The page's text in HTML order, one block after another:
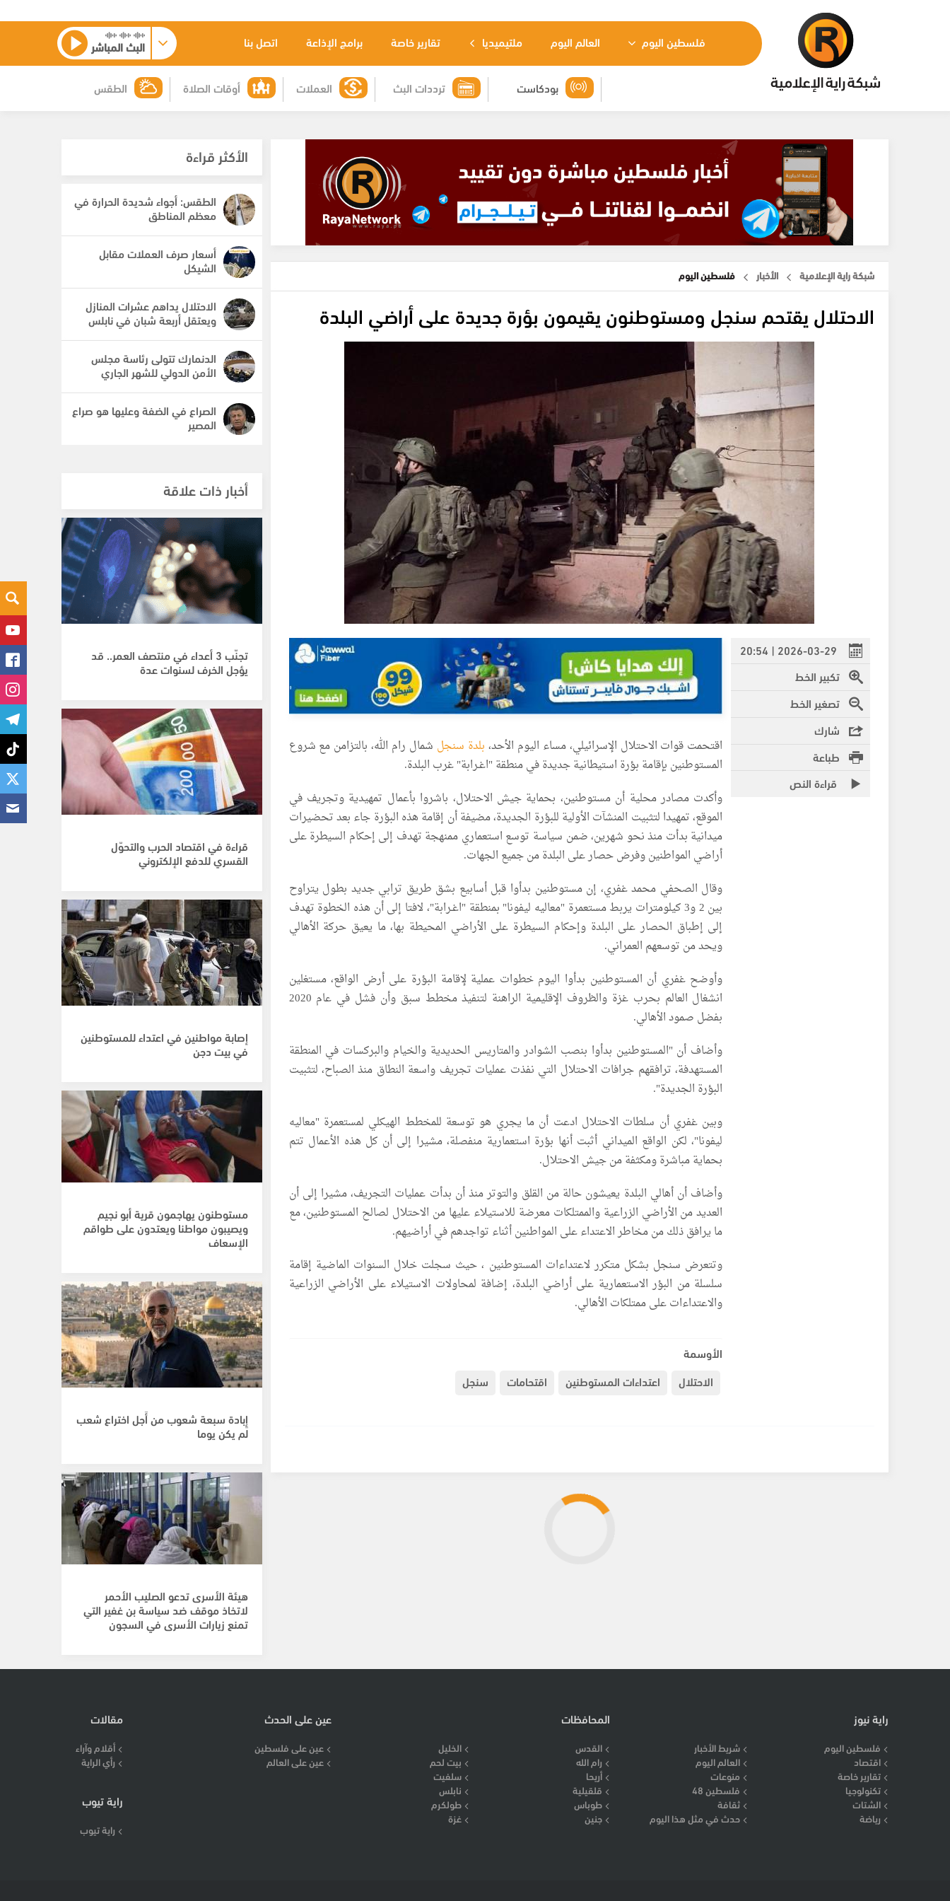
فلسطين اليوم العالم اليوم ملتيميديا تقارير خاصة برامج الإذاعة اتصل بنا البث المباشر
الطقس أوقات الصلاة العملات ترددات البث بودكاست
شبكة راية الإعلامية الأخبار فلسطين اليوم
الاحتلال يقتحم سنجل ومستوطنون يقيمون بؤرة جديدة على أراضي البلدة
2026-03-29 | 20:54
تكبير الخط
تصغير الخط
شارك
طباعة
قراءة النص
اقتحمت قوات الاحتلال الإسرائيلي، مساء اليوم الأحد، بلدة سنجل شمال رام الله، بالتزامن مع شروع
المستوطنين بإقامة بؤرة استيطانية جديدة في منطقة "اغـرابة" غرب البلدة.
وأكدت مصادر محلية أن مستوطنين، بحماية جيش الاحتلال، باشروا بأعمال تمهيدية وتجريف في
الموقع، تمهيدا لتثبيت المنشآت الأولية للبؤرة الجديدة، مضيفة أن إقامة هذه البؤرة جاء بعد تحضيرات
ميدانية بدأت منذ نحو شهرين، ضمن سياسة توسع استعماري ممنهجة تهدف إلى إحكام السيطرة على
أراضي المواطنين وفرض حصار على البلدة من جميع الجهات.
وقال الصحفي محمد غفري، إن مستوطنين بدأوا قبل أسابيع بشق طريق ترابي جديد بطول يتراوح
بين 2 و3 كيلومترات يربط مستعمرة "معاليه ليفونا" بمنطقة "اغـرابة"، لافتا إلى أن هذه الخطوة تهدف
إلى إطباق الحصار على البلدة وإحكام السيطرة على الأراضي المحيطة بها، ما يعيق حركة الأهالي
ويحد من توسعهم العمراني.
وأوضح غفري أن المستوطنين بدأوا اليوم خطوات عملية لإقامة البؤرة على أرض الواقع، مستغلين
انشغال العالم بحرب غزة والظروف الإقليمية الراهنة لتنفيذ مخطط سبق وأن فشل في عام 2020
بفضل صمود الأهالي.
وأضاف أن "المستوطنين بدأوا بنصب الشوادر والمتاريس الحديدية والخيام والبركسات في المنطقة
المستهدفة، ترافقهم جرافات الاحتلال التي نفذت عمليات تجريف واسعة النطاق منذ الصباح، لتثبيت
البؤرة الجديدة".
وبين غفري أن سلطات الاحتلال ادعت أن ما يجري هو توسعة للمخطط الهيكلي لمستعمرة "معاليه
ليفونا"، لكن الواقع الميداني أثبت أنها بؤرة استعمارية منفصلة، مشيرا إلى أن كل هذه الأعمال تتم
بحماية مباشرة ومكثفة من جيش الاحتلال.
وأضاف أن أهالي البلدة يعيشون حالة من القلق والتوتر منذ أن بدأت عمليات التجريف، مشيرا إلى أن
العديد من الأراضي الزراعية والممتلكات معرضة للاستيلاء عليها من الاحتلال لصالح المستوطنين، مع
ما يرافق ذلك من مخاطر الاعتداء على المواطنين أثناء تواجدهم في أراضيهم.
وتتعرض سنجل بشكل متكرر لاعتداءات المستوطنين ، حيث سجلت خلال السنوات الماضية إقامة
سلسلة من البؤر الاستعمارية على أراضي البلدة، إضافة لمحاولات الاستيلاء على الأراضي الزراعية
والاعتداءات على ممتلكات الأهالي.
الأوسمة
الاحتلال
اعتداءات المستوطنين اقتحامات سنجل
الأكثر قراءة
الطقس: أجواء شديدة الحرارة في
معظم المناطق
أسعار صرف العملات مقابل
الشيكل
الاحتلال يداهم عشرات المنازل
ويعتقل أربعة شبان في نابلس
الدنمارك تتولى رئاسة مجلس
الأمن الدولي للشهر الجاري
الصراع في الضفة وعليها هو صراع
المصير
أخبار ذات علاقة
تجنّب 3 أعداء في منتصف العمر.. قد
يؤجل الخرف لسنوات عدة
قراءة في اقتصاد الحرب والتحوّل
القسري للدفع الإلكتروني
إصابة مواطنين في اعتداء للمستوطنين
في بيت دجن
مستوطنون يهاجمون قرية أبو نجيم
ويصيبون مواطنا ويعتدون على طواقم
الإسعاف
إِبادة سبعة شعوب من أَجل اختراع شعب
لم يكن يوما
هيئة الأسرى تدعو الصليب الأحمر
لاتخاذ موقف ضد سياسة بن غفير التي
تمنع زيارات الأسرى في السجون
راية نيوز
فلسطين اليوم
شريط الأخبار
اقتصاد
العالم اليوم
تقارير خاصة
منوعات
تكنولوجيا
فلسطين 48
الشتات
ثقافة
رياضة
حدث في مثل هذا اليوم
المحافظات
القدس
الخليل
رام الله
بيت لحم
أريحا
سلفيت
قلقيلية
نابلس
طوباس
طولكرم
جنين
غزة
عين على الحدث
عين على فلسطين
عين على العالم
مقالات
أقلام وآراء
رأي الراية
راية تيوب
راية تيوب